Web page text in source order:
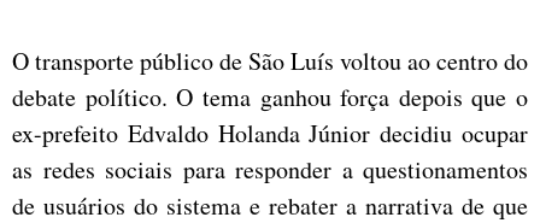
O transporte público de São Luís voltou ao centro do
debate político. O tema ganhou força depois que o
ex-prefeito Edvaldo Holanda Júnior decidiu ocupar
as redes sociais para responder a questionamentos
de usuários do sistema e rebater a narrativa de que